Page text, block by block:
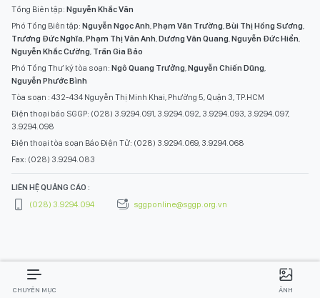
Tổng Biên tập: Nguyễn Khắc Văn
Phó Tổng Biên tập: Nguyễn Ngọc Anh Phạm Văn Trường Bùi Thị Hồng Sương
Trương Đức Nghĩa Phạm Thị Vân Anh Dương Văn Quang Nguyễn Đức Hiển
Nguyễn Khắc Cường Trần Gia Bảo
Phó Tổng Thư ký tòa soạn: Ngô Quang Trưởng Nguyễn Chiến Dũng
Nguyễn Phước Bình
Tòa soạn : 432-434 Nguyễn Thị Minh Khai, Phường 5, Quận 3, TP.HCM
Điện thoại báo SGGP: (028) 3.9294.091, 3.9294.092, 3.9294.093, 3.9294.097,
3.9294.098
Điện thoại tòa soạn Báo Điện Tử: (028) 3.9294.069, 3.9294.068
Fax: (028) 3.9294.083
LIÊN HỆ QUẢNG CÁO :
(028) 3.9294.094
sggponline@sggp.org.vn
CHUYÊN MỤC ẢNH